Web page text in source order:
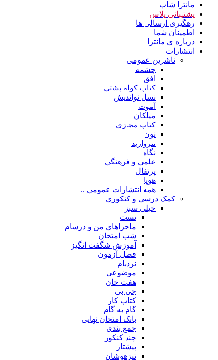
مانترا شاپ
پشتیبانی پلاس
رهگیری ارسالی ها
اطمینان شما
درباره ی مانترا
انتشارات
ناشرین عمومی
چشمه
افق
کتاب کوله پشتی
نسل نواندیش
آموت
میلکان
کتاب مجازی
نون
مروارید
نگاه
علمی و فرهنگی
پرتقال
هوپا
همه انتشارات عمومی ..
کمک درسی و کنکوری
خیلی سبز
تست
ماجراهای من و درسام
شب امتحان
آموزش شگفت انگیز
فصل آزمون
نردبام
موضوعی
هفت خان
جی بی
کتاب کار
گام به گام
بانک امتحان نهایی
جمع بندی
چند کنکور
پیشتاز
تیزهوشان